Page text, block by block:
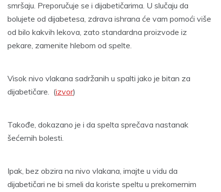
smršaju. Preporučuje se i dijabetičarima. U slučaju da
bolujete od dijabetesa, zdrava ishrana će vam pomoći više
od bilo kakvih lekova, zato standardna proizvode iz
pekare, zamenite hlebom od spelte.
Visok nivo vlakana sadržanih u spalti jako je bitan za
dijabetičare. (izvor)
Takođe, dokazano je i da spelta sprečava nastanak
šećernih bolesti.
Ipak, bez obzira na nivo vlakana, imajte u vidu da
dijabetičari ne bi smeli da koriste speltu u prekomernim